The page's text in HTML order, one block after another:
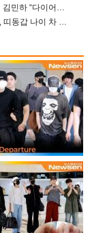
17㎏ 빼고 딴 사람 된 김민하 “다이어트 화제돼 깜짝, 이럴 일인가”(전현무계획4)[어제TV]
‘나솔사계’ 미스터 조, 띠동갑 나이 차 고백…3MC ‘말잇못’